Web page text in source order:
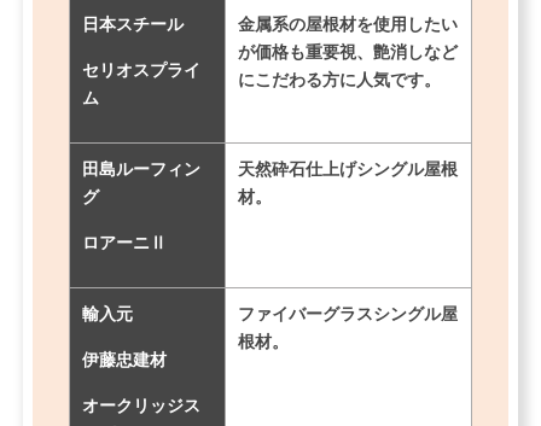
日本スチール
セリオスプライ
ム
金属系の屋根材を使用したい
が価格も重要視、艶消しなど
にこだわる方に人気です。
田島ルーフィン
グ
ロアーニⅡ
天然砕石仕上げシングル屋根
材。
輸入元
伊藤忠建材
オークリッジス
ファイバーグラスシングル屋
根材。